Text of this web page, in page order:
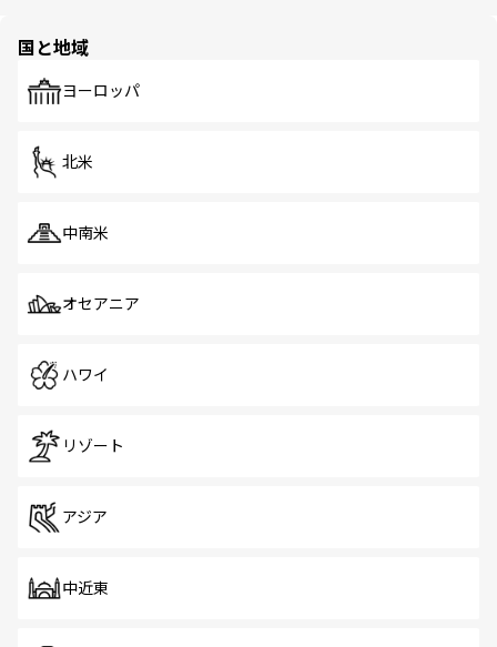
で、ホーカーズは地元の風情を楽しめる外せないスポット
国と地域
ヨーロッパ
北米
中南米
オセアニア
ハワイ
リゾート
アジア
中近東